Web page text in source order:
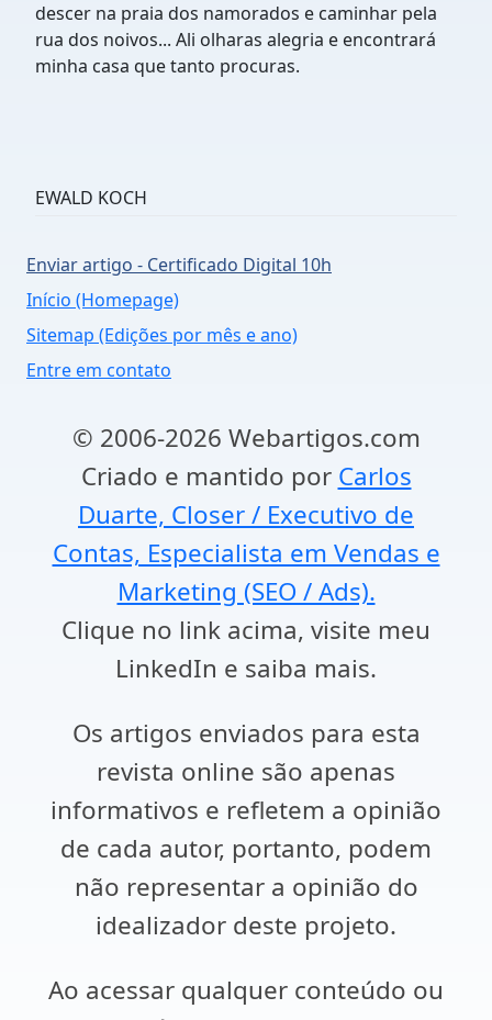
descer na praia dos namorados e caminhar pela
rua dos noivos... Ali olharas alegria e encontrará
minha casa que tanto procuras.
EWALD KOCH
Enviar artigo - Certificado Digital 10h
Início (Homepage)
Sitemap (Edições por mês e ano)
Entre em contato
© 2006-2026 Webartigos.com
Criado e mantido por Carlos
Duarte, Closer / Executivo de
Contas, Especialista em Vendas e
Marketing (SEO / Ads).
Clique no link acima, visite meu
LinkedIn e saiba mais.
Os artigos enviados para esta
revista online são apenas
informativos e refletem a opinião
de cada autor, portanto, podem
não representar a opinião do
idealizador deste projeto.
Ao acessar qualquer conteúdo ou